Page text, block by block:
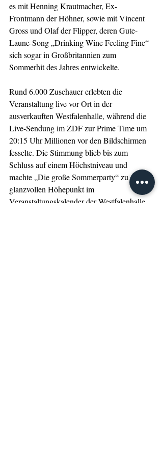
es mit Henning Krautmacher, Ex-
Frontmann der Höhner, sowie mit Vincent
Gross und Olaf der Flipper, deren Gute-
Laune-Song „Drinking Wine Feeling Fine“
sich sogar in Großbritannien zum
Sommerhit des Jahres entwickelte.
Rund 6.000 Zuschauer erlebten die
Veranstaltung live vor Ort in der
ausverkauften Westfalenhalle, während die
Live-Sendung im ZDF zur Prime Time um
20:15 Uhr Millionen vor den Bildschirmen
fesselte. Die Stimmung blieb bis zum
Schluss auf einem Höchstniveau und
machte „Die große Sommerparty“ zu einem
glanzvollen Höhepunkt im
Veranstaltungskalender der Westfalenhalle.